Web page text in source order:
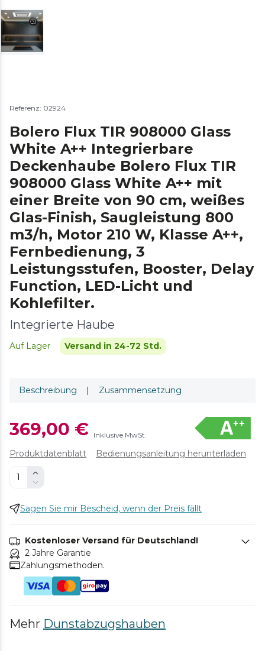
Referenz: 02924
Bolero Flux TIR 908000 Glass
White A++ Integrierbare
Deckenhaube Bolero Flux TIR
908000 Glass White A++ mit
einer Breite von 90 cm, weißes
Glas-Finish, Saugleistung 800
m3/h, Motor 210 W, Klasse A++,
Fernbedienung, 3
Leistungsstufen, Booster, Delay
Function, LED-Licht und
Kohlefilter.
Integrierte Haube
Auf Lager Versand in 24-72 Std.
Beschreibung | Zusammensetzung
369,00 € Inklusive MwSt.
Produktdatenblatt Bedienungsanleitung herunterladen
Sagen Sie mir Bescheid, wenn der Preis fällt
Kostenloser Versand für Deutschland!
2 Jahre Garantie
Zahlungsmethoden.
Mehr Dunstabzugshauben